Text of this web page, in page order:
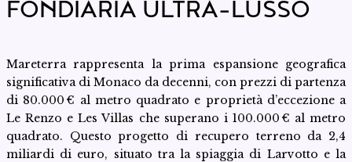
FONDIARIA ULTRA-LUSSO
Mareterra rappresenta la prima espansione geografica
significativa di Monaco da decenni, con prezzi di partenza
di 80.000 € al metro quadrato e proprietà d’eccezione a
Le Renzo e Les Villas che superano i 100.000 € al metro
quadrato. Questo progetto di recupero terreno da 2,4
miliardi di euro, situato tra la spiaggia di Larvotto e la